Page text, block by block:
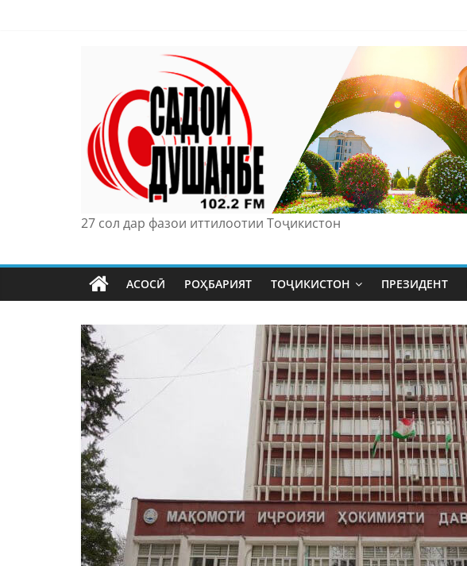
27 сол дар фазои иттилоотии Тоҷикистон
АСОСӢ РОҲБАРИЯТ ТОҶИКИСТОН ПРЕЗИДЕНТ